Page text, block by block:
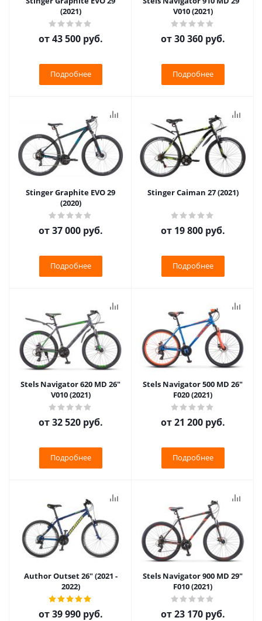
(2021)
от43 500 руб.
Подробнее
V010 (2021)
от30 360 руб.
Подробнее
Stinger Graphite EVO 29
(2020)
от37 000 руб.
Подробнее
Stinger Caiman 27 (2021)
от 19 800 руб.
Подробнее
Stels Navigator 620 MD 26"
V010 (2021)
от32 520 руб.
Подробнее
Stels Navigator 500 MD 26"
F020 (2021)
от21 200 руб.
Подробнее
Author Outset 26" (2021 -
2022)
от39 990 руб.
Stels Navigator 900 MD 29"
F010 (2021)
от23 170 руб.